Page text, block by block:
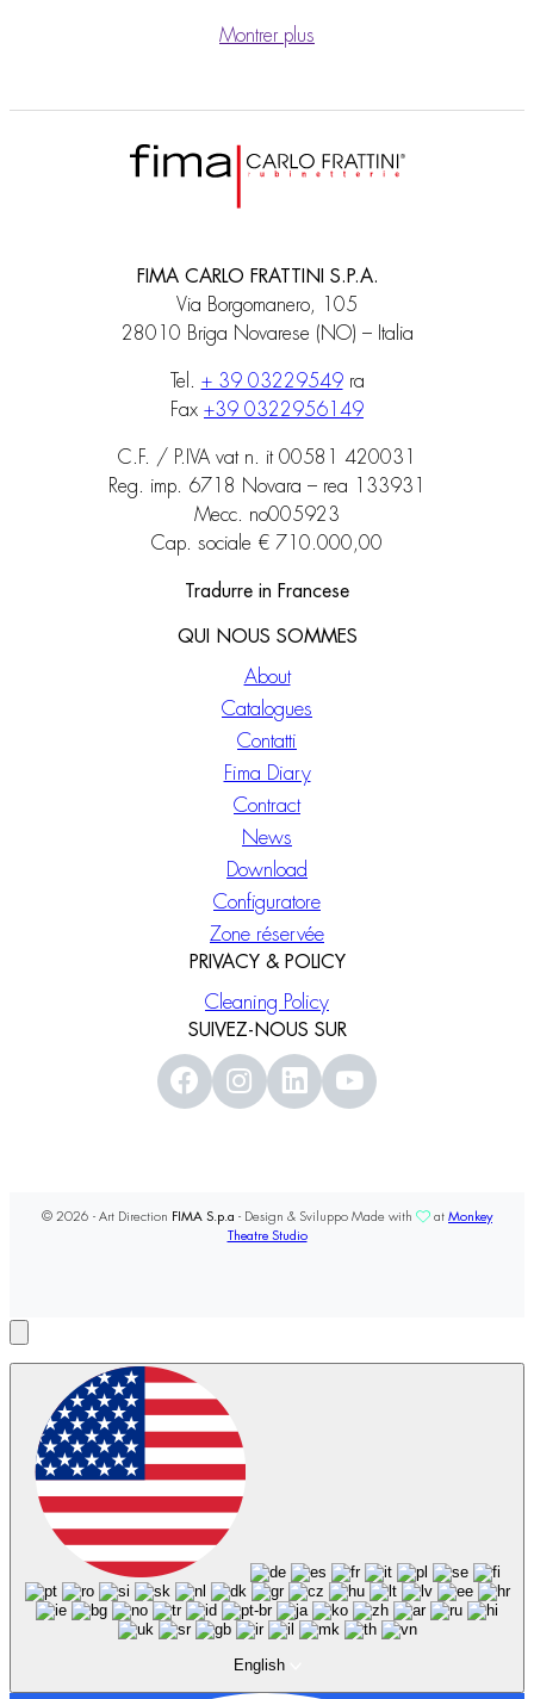
Montrer plus
FIMA CARLO FRATTINI S.P.A.
Via Borgomanero, 105
28010 Briga Novarese (NO) – Italia
Tel. + 39 03229549ra
Fax +39 0322956149
C.F. / P.IVA vat n. it 00581 420031
Reg. imp. 6718 Novara – rea 133931
Mecc. no005923
Cap. sociale € 710.000,00
Tradurre in Francese
QUI NOUS SOMMES
About
Catalogues
Contatti
Fima Diary
Contract
News
Download
Configuratore
Zone réservée
PRIVACY & POLICY
Cleaning Policy
SUIVEZ-NOUS SUR
© 2026 - Art Direction FIMA S.p.a - Design & Sviluppo Made with at Monkey
Theatre Studio
English